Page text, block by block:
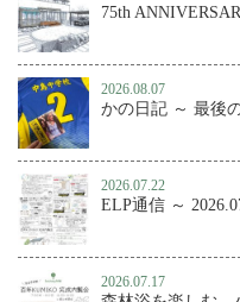
75th
2026.08.07
かの日記 ～ 最後
2026.07.22
ELP通信 ～
2026.07.17